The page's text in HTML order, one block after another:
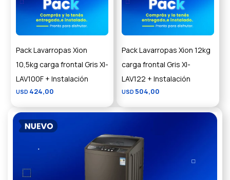
Pack Lavarropas Xion
10,5kg carga frontal Gris XI-
LAV100F + Instalación
USD 424,00
Pack Lavarropas Xion 12kg
carga frontal Gris XI-
LAV122 + Instalación
USD 504,00